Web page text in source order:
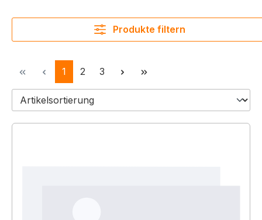
Produkte filtern
Seite
1 Seite
2 Seite
3